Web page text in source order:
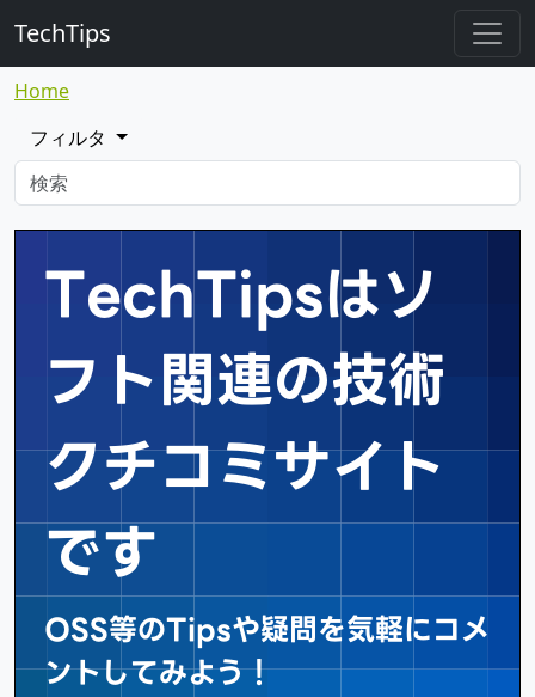
TechTips
Home
フィルタ
TechTipsはソ
フト関連の技術
クチコミサイト
です
OSS等のTipsや疑問を気軽にコメ
ントしてみよう！